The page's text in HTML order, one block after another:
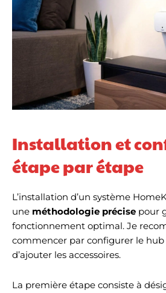
Installation et
étape par étape
L’installation d’un système
une méthodologie précise pour
fonctionnement optimal. Je
commencer par configurer le
d’ajouter les accessoires.
La première étape consiste à